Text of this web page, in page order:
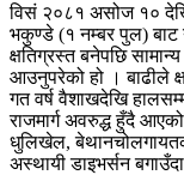
विसं २०८१ असोज १० देखि
भकुण्डे (१ नम्बर पुल)
क्षतिग्रस्त बनेपछि
आउनुपरेको हो । बाढीले
गत वर्ष वैशाखदेखि
राजमार्ग अवरुद्ध हुँदै
धुलिखेल, बेथानचोलगायतका
अस्थायी डाइभर्सन